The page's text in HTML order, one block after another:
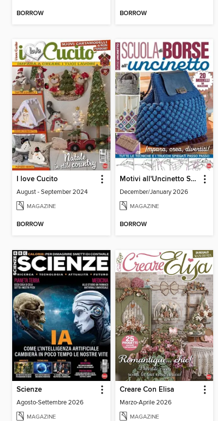
BORROW BORROW
I love Cucito
August - September 2024
MAGAZINE
BORROW
Motivi all'Uncinetto Speciale
December/January 2026
MAGAZINE
BORROW
Scienze
Agosto-Settembre 2026
MAGAZINE
Creare Con Elisa
Marzo-Aprile 2026
MAGAZINE